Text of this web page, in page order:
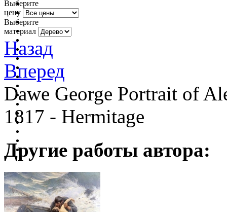
Выберите
цену
Выберите
материал
Назад
Вперед
Dawe George Portrait of
1817 - Hermitage
Другие работы автора: